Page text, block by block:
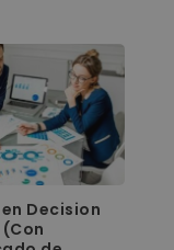
1.920,00€.
es:
480,00€.
Decision